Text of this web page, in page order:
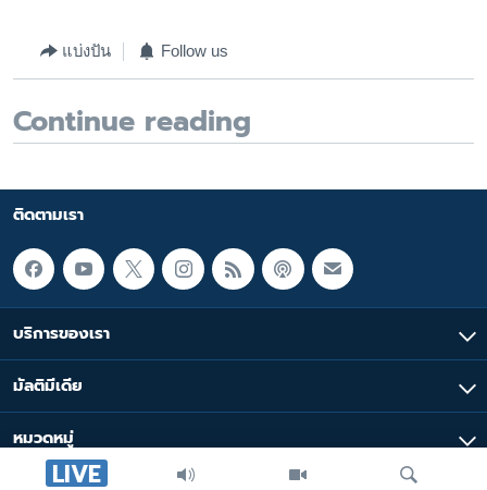
LIVE
แบ่งปัน Follow us
Continue reading
ติดตามเรา
บริการของเรา
มัลติมีเดีย
หมวดหมู่